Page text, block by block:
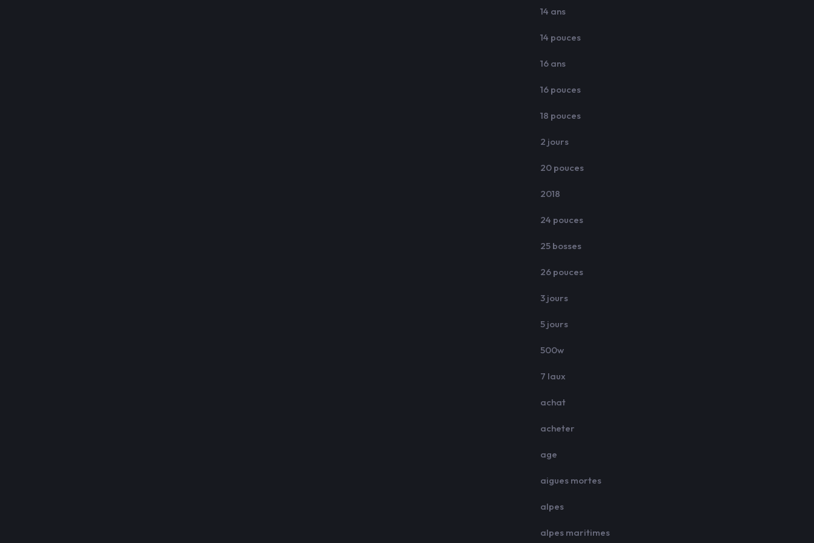
14 ans
14 pouces
16 ans
16 pouces
18 pouces
2 jours
20 pouces
2018
24 pouces
25 bosses
26 pouces
3 jours
5 jours
500w
7 laux
achat
acheter
age
aigues mortes
alpes
alpes maritimes